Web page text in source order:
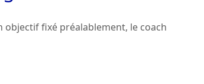
objectif fixé préalablement, le coach